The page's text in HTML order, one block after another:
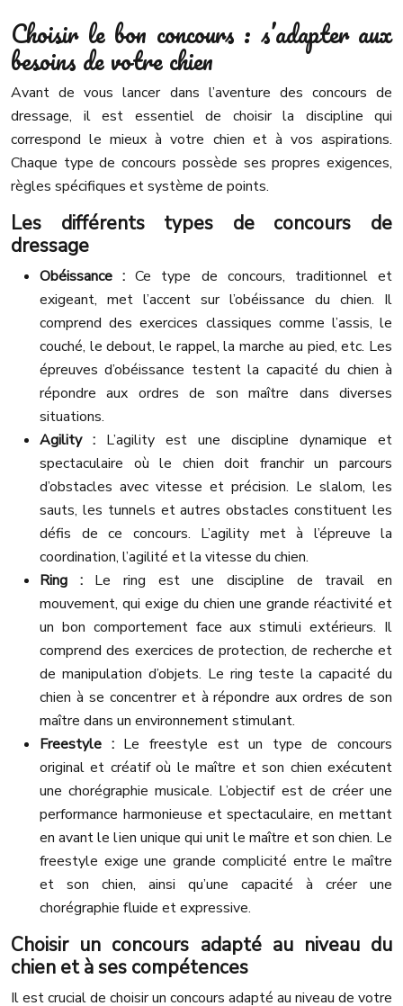
Choisir le bon concours : s’adapter aux
besoins de votre chien
Avant de vous lancer dans l’aventure des concours de
dressage, il est essentiel de choisir la discipline qui
correspond le mieux à votre chien et à vos aspirations.
Chaque type de concours possède ses propres exigences,
règles spécifiques et système de points.
Les différents types de concours de
dressage
Obéissance :Ce type de concours, traditionnel et
exigeant, met l’accent sur l’obéissance du chien. Il
comprend des exercices classiques comme l’assis, le
couché, le debout, le rappel, la marche au pied, etc. Les
épreuves d’obéissance testent la capacité du chien à
répondre aux ordres de son maître dans diverses
situations.
Agility : L’agility est une discipline dynamique et
spectaculaire où le chien doit franchir un parcours
d’obstacles avec vitesse et précision. Le slalom, les
sauts, les tunnels et autres obstacles constituent les
défis de ce concours. L’agility met à l’épreuve la
coordination, l’agilité et la vitesse du chien.
Ring : Le ring est une discipline de travail en
mouvement, qui exige du chien une grande réactivité et
un bon comportement face aux stimuli extérieurs. Il
comprend des exercices de protection, de recherche et
de manipulation d’objets. Le ring teste la capacité du
chien à se concentrer et à répondre aux ordres de son
maître dans un environnement stimulant.
Freestyle : Le freestyle est un type de concours
original et créatif où le maître et son chien exécutent
une chorégraphie musicale. L’objectif est de créer une
performance harmonieuse et spectaculaire, en mettant
en avant le lien unique qui unit le maître et son chien. Le
freestyle exige une grande complicité entre le maître
et son chien, ainsi qu’une capacité à créer une
chorégraphie fluide et expressive.
Choisir un concours adapté au niveau du
chien et à ses compétences
Il est crucial de choisir un concours adapté au niveau de votre